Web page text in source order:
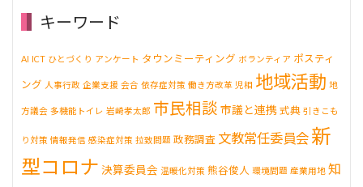
キーワード
AI ICT ひとづくり アンケート タウンミーティング ボランティア ポスティ
ング 人事行政 企業支援 会合 依存症対策 働き方改革 児相 地域活動 地
方議会 多機能トイレ 岩崎孝太郎 市民相談 市議と連携 式典 引きこも
り対策 情報発信 感染症対策 拉致問題 政務調査 文教常任委員会 新
型コロナ 決算委員会 温暖化対策 熊谷俊人 環境問題 産業用地 知